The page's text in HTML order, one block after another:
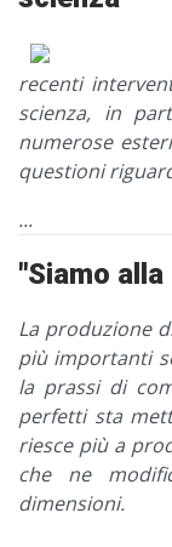
recenti
scienza, in
numerose
questioni
...
"Siamo
La produzione
più importanti
la prassi di
perfetti sta
riesce più a
che ne
dimensioni.